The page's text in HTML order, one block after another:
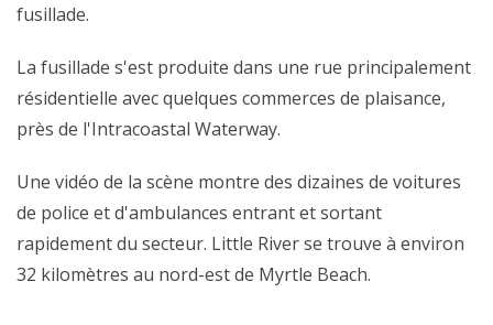
fusillade.
La fusillade s'est produite dans une rue principalement
résidentielle avec quelques commerces de plaisance,
près de l'Intracoastal Waterway.
Une vidéo de la scène montre des dizaines de voitures
de police et d'ambulances entrant et sortant
rapidement du secteur. Little River se trouve à environ
32 kilomètres au nord-est de Myrtle Beach.